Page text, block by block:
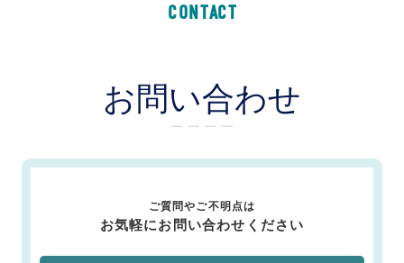
CONTACT
お問い合わせ
ー ー ー ー
ご質問やご不明点は
お気軽にお問い合わせください